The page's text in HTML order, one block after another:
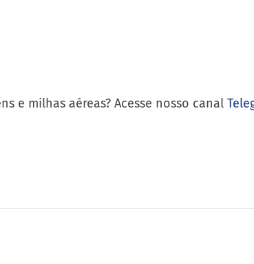
e milhas aéreas? Acesse nosso canal